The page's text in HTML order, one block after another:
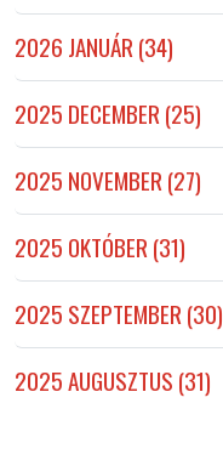
2026 JANUÁR (34)
2025 DECEMBER (25)
2025 NOVEMBER (27)
2025 OKTÓBER (31)
2025 SZEPTEMBER (30)
2025 AUGUSZTUS (31)